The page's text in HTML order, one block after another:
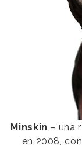
Minskin – una
en 2008,